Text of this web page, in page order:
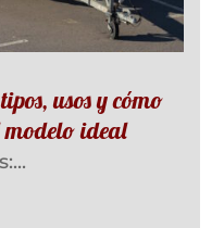
usos y cómo
modelo ideal